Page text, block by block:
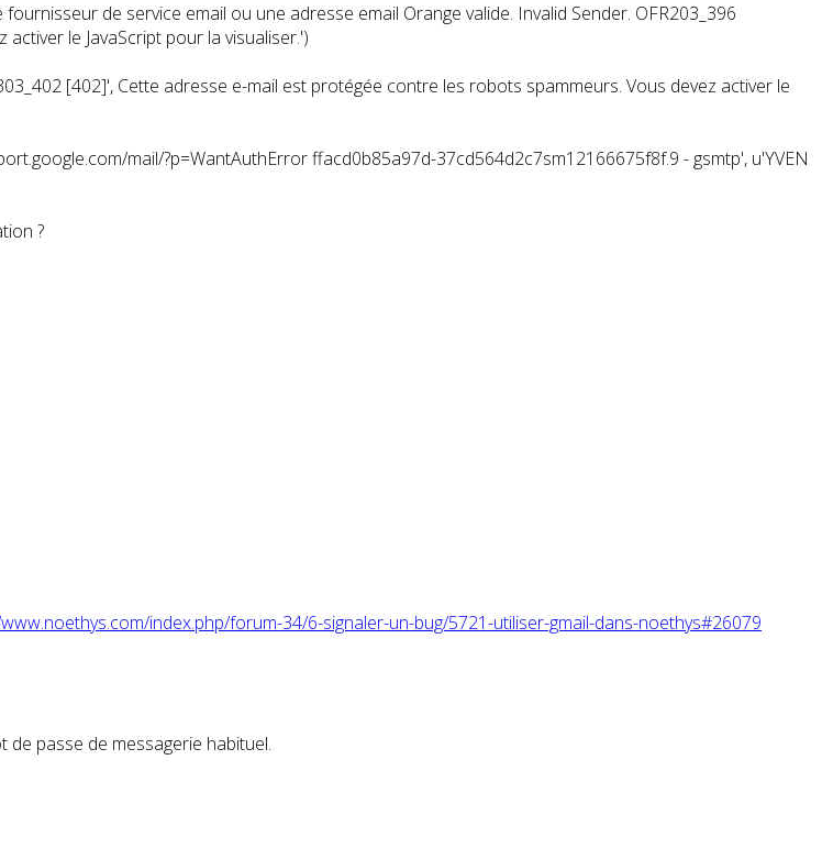
de service email ou une adresse email Orange valide. Invalid Sender. OFR203_396
le JavaScript pour la visualiser.')
[402]', Cette adresse e-mail est protégée contre les robots spammeurs. Vous devez activer le
mail/?p=WantAuthError ffacd0b85a97d-37cd564d2c7sm12166675f8f.9 - gsmtp', u'YVEN
?
index.php/forum-34/6-signaler-un-bug/5721-utiliser-gmail-dans-noethys#26079
de passe de messagerie habituel.